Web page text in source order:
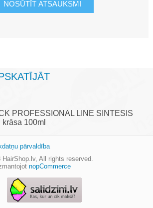
PROFESSIONAL LINE SINTESIS
krāsa 100ml
HairShop.lv, All rights reserved.
nopCommerce
pārvaldība